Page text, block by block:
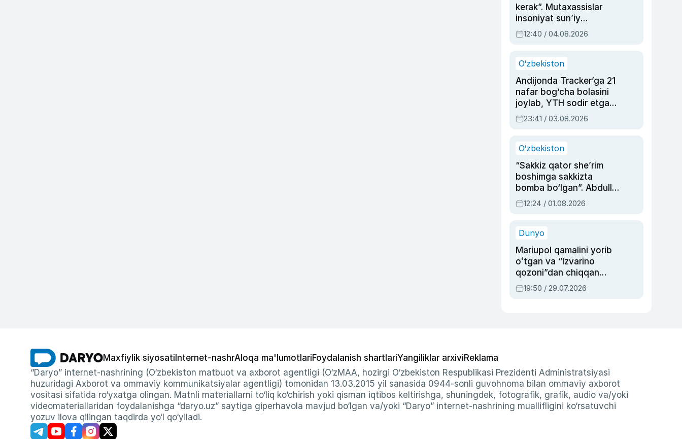
kerak”. Mutaxassislar
insoniyat sun’iy
intellektni boshqara
olmay qolishidan xavotir
12:40 / 04.08.2026
O‘zbekiston
Andijonda Tracker’ga 21
nafar bog‘cha bolasini
joylab, YTH sodir etgan
ayolga sud hukmi o‘qildi
23:41 / 03.08.2026
O‘zbekiston
“Sakkiz qator she’rim
boshimga sakkizta
bomba bo‘lgan”. Abdulla
Oripovni siyosiy
ayblovlardan asrab
12:24 / 01.08.2026
Dunyo
Mariupol qamalini yorib
oʻtgan va “Izvarino
qozoni”dan chiqqan
qahramon — Ukraina
armiyasi bosh
19:50 / 29.07.2026
Maxfiylik siyosati Internet-nashrAloqa ma'lumotlariFoydalanish shartlariYangiliklar arxiviReklama
“Daryo” internet-nashrining (O‘zbekiston matbuot va axborot agentligi (O‘zMAA, hozirgi O‘zbekiston Respublikasi Prezidenti Administratsiyasi
huzuridagi Axborot va ommaviy kommunikatsiyalar agentligi) tomonidan 13.03.2015 yil sanasida 0944-sonli guvohnoma bilan ommaviy axborot
vositasi sifatida ro‘yxatga olingan. Matnli materiallarni to‘liq ko‘chirish yoki qisman iqtibos keltirishga, shuningdek, fotografik, grafik, audio va/yoki
videomateriallaridan foydalanishga “daryo.uz” saytiga giperhavola mavjud bo‘lgan va/yoki “Daryo” internet-nashrining muallifligini ko‘rsatuvchi
yozuv ilova qilingan taqdirda yo‘l qo‘yiladi.